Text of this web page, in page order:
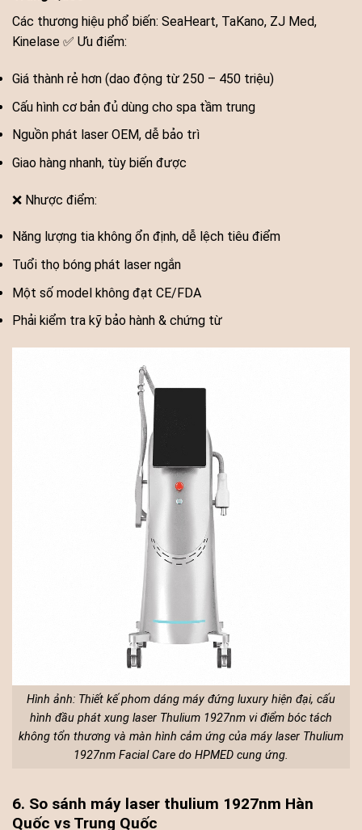
Các thương hiệu phổ biến: SeaHeart, TaKano, ZJ Med,
Kinelase ✅ Ưu điểm:
Giá thành rẻ hơn (dao động từ 250 – 450 triệu)
Cấu hình cơ bản đủ dùng cho spa tầm trung
Nguồn phát laser OEM, dễ bảo trì
Giao hàng nhanh, tùy biến được
❌ Nhược điểm:
Năng lượng tia không ổn định, dễ lệch tiêu điểm
Tuổi thọ bóng phát laser ngắn
Một số model không đạt CE/FDA
Phải kiểm tra kỹ bảo hành & chứng từ
Hình ảnh: Thiết kế phom dáng máy đứng luxury hiện đại, cấu
hình đầu phát xung laser Thulium 1927nm vi điểm bóc tách
không tổn thương và màn hình cảm ứng của máy laser Thulium
1927nm Facial Care do HPMED cung ứng.
6. So sánh máy laser thulium 1927nm Hàn
Quốc vs Trung Quốc